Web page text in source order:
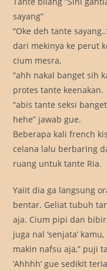
sayang”
“Oke deh tante
dari mekinya ke perut
cium mesra,
“ahh nakal banget sih
protes tante keenakan.
“abis tante seksi
hehe” jawab gue.
Beberapa kali french
celana lalu berbaring
ruang untuk tante Ria.
Yaiit dia ga langsung
bentar. Geliat tubuh
aja. Cium pipi dan
juga nal ‘senjata’
makin nafsu aja,” puji
‘Ahhhh’ gue sedikit